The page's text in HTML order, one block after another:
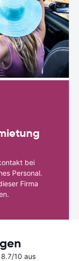
bei
Personal.
Firma
10 aus